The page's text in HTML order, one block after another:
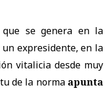
que se genera en la
un expresidente, en la
vitalicia desde muy
de la normaapunta